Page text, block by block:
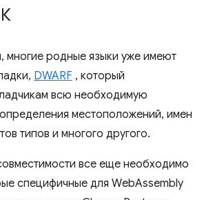
многие родные языки уже имеют
DWARF , который
всю необходимую
местоположений, имен
типов и многого другого.
все еще необходимо
специфичные для WebAssembly